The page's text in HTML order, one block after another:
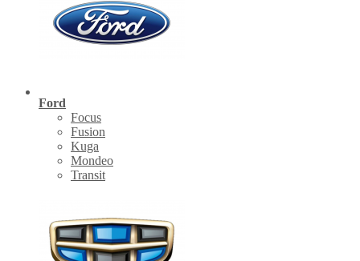
Ford
Focus
Fusion
Kuga
Mondeo
Transit